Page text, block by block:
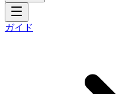
ガイド